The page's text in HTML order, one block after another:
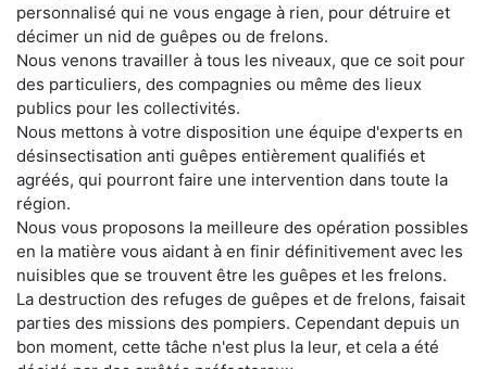
personnalisé qui ne vous engage à rien, pour détruire et
décimer un nid de guêpes ou de frelons.
Nous venons travailler à tous les niveaux, que ce soit pour
des particuliers, des compagnies ou même des lieux
publics pour les collectivités.
Nous mettons à votre disposition une équipe d'experts en
désinsectisation anti guêpes entièrement qualifiés et
agréés, qui pourront faire une intervention dans toute la
région.
Nous vous proposons la meilleure des opération possibles
en la matière vous aidant à en finir définitivement avec les
nuisibles que se trouvent être les guêpes et les frelons.
La destruction des refuges de guêpes et de frelons, faisait
parties des missions des pompiers. Cependant depuis un
bon moment, cette tâche n'est plus la leur, et cela a été